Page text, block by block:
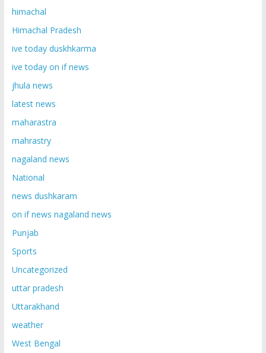
himachal
Himachal Pradesh
ive today duskhkarma
ive today on if news
jhula news
latest news
maharastra
mahrastry
nagaland news
National
news dushkaram
on if news nagaland news
Punjab
Sports
Uncategorized
uttar pradesh
Uttarakhand
weather
West Bengal